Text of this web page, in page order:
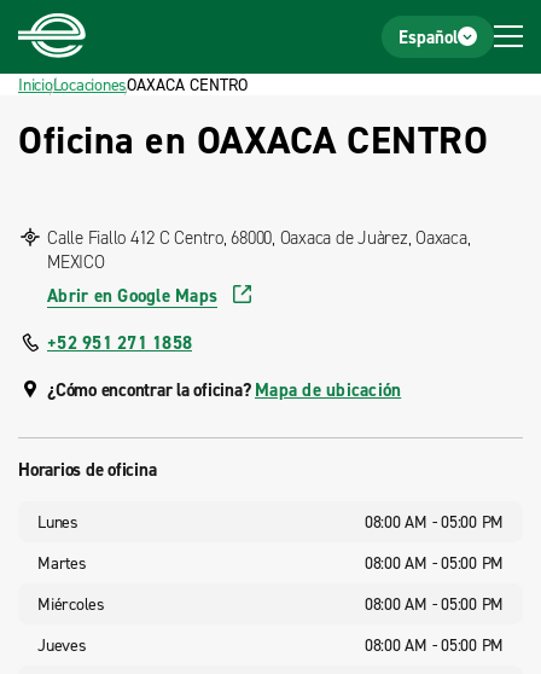
Inicio
Pie de página
Español
InicioLocacionesOAXACA CENTRO
Oficina en OAXACA CENTRO
Calle Fiallo 412 C Centro, 68000, Oaxaca de Juàrez, Oaxaca,
MEXICO
Abrir en Google Maps
+52 951 271 1858
¿Cómo encontrar la oficina? Mapa de ubicación
Horarios de oficina
Lunes
08:00 AM - 05:00 PM
Martes
08:00 AM - 05:00 PM
Miércoles
08:00 AM - 05:00 PM
Jueves
08:00 AM - 05:00 PM